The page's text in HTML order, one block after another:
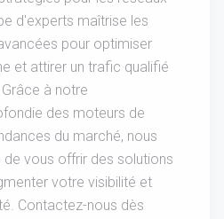
d'experts maîtrise les
pour optimiser
et attirer un trafic qualifié
à notre
des moteurs de
du marché, nous
vous offrir des solutions
votre visibilité et
Contactez-nous dès